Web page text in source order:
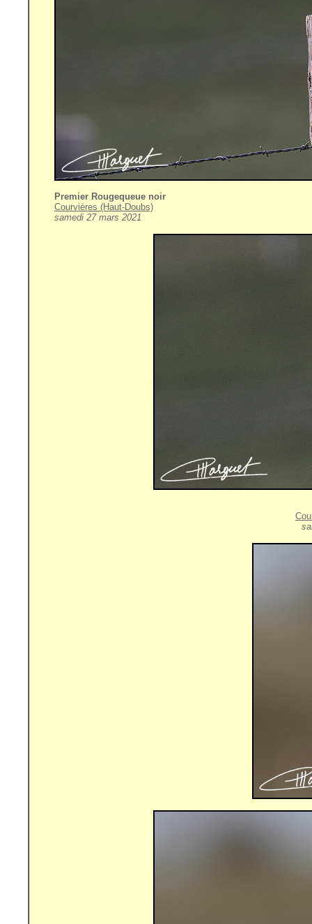
Premier Rougequeue noir
Courvières (Haut-Doubs)
samedi 27 mars 2021